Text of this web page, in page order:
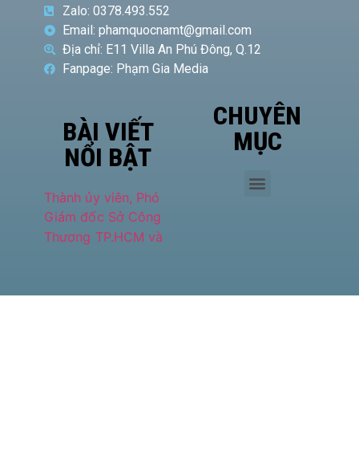
Zalo: 0378.493.552
Email: phamquocnamt@gmail.com
Địa chỉ: E11 Villa An Phú Đông, Q.12
Fanpage: Phạm Gia Media
BÀI VIẾT
NỔI BẬT
Hà Văn
CHUYÊN
MỤC